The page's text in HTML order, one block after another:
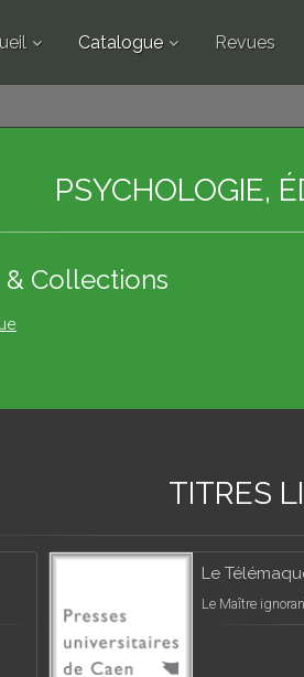
Catalogue Revues
PSYCHOLOGIE,
& Collections
TITRES
Le
Le Maître